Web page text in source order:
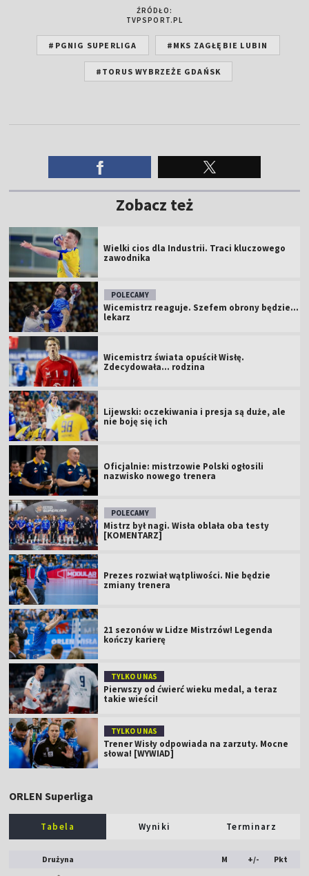
ŹRÓDŁO:
TVPSPORT.PL
#PGNIG SUPERLIGA #MKS ZAGŁĘBIE LUBIN
#TORUS WYBRZEŻE GDAŃSK
Zobacz też
Wielki cios dla Industrii. Traci kluczowego
zawodnika
POLECAMY
Wicemistrz reaguje. Szefem obrony będzie...
lekarz
Wicemistrz świata opuścił Wisłę.
Zdecydowała... rodzina
Lijewski: oczekiwania i presja są duże, ale
nie boję się ich
Oficjalnie: mistrzowie Polski ogłosili
nazwisko nowego trenera
POLECAMY
Mistrz był nagi. Wisła oblała oba testy
[KOMENTARZ]
Prezes rozwiał wątpliwości. Nie będzie
zmiany trenera
21 sezonów w Lidze Mistrzów! Legenda
kończy karierę
TYLKO U NAS
Pierwszy od ćwierć wieku medal, a teraz
takie wieści!
TYLKO U NAS
Trener Wisły odpowiada na zarzuty. Mocne
słowa! [WYWIAD]
ORLEN Superliga
Tabela Wyniki Terminarz
Drużyna M +/- Pkt